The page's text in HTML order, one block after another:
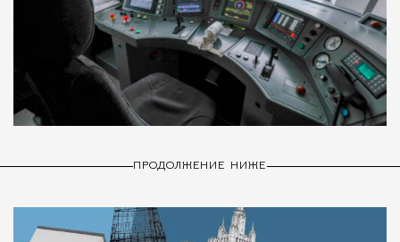
ПРОДОЛЖЕНИЕ НИЖЕ